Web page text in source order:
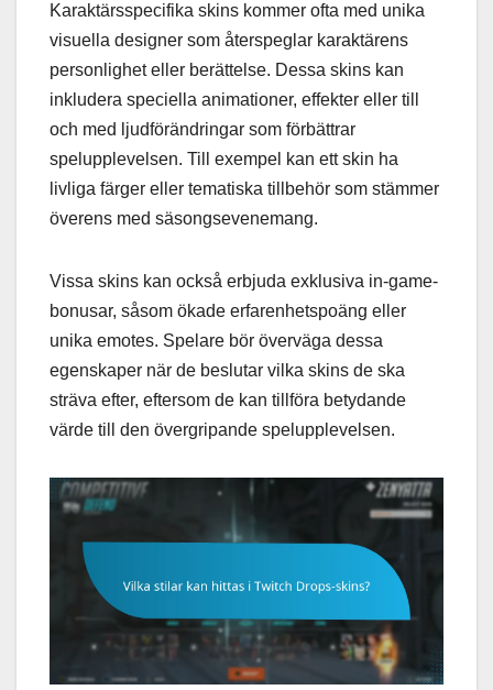
Karaktärsspecifika skins kommer ofta med unika
visuella designer som återspeglar karaktärens
personlighet eller berättelse. Dessa skins kan
inkludera speciella animationer, effekter eller till
och med ljudförändringar som förbättrar
spelupplevelsen. Till exempel kan ett skin ha
livliga färger eller tematiska tillbehör som stämmer
överens med säsongsevenemang.
Vissa skins kan också erbjuda exklusiva in-game-
bonusar, såsom ökade erfarenhetspoäng eller
unika emotes. Spelare bör överväga dessa
egenskaper när de beslutar vilka skins de ska
sträva efter, eftersom de kan tillföra betydande
värde till den övergripande spelupplevelsen.